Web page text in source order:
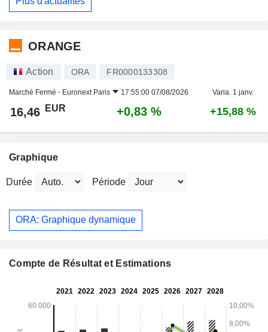
ORANGE
Action ORA FR0000133308
Marché Fermé - Euronext Paris 17:55:00 07/08/2026 Varia. 1 janv.
16,46 EUR +0,83 % +15,88 %
Graphique
Durée Période
ORA: Graphique dynamique
Compte de Résultat et Estimations